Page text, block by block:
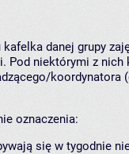
danej grupy
Pod niektórymi z nich
koordynatora
oznaczenia:
się w tygodnie